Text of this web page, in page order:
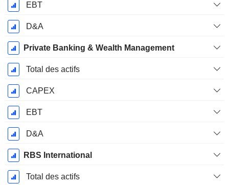
EBT
D&A
Private Banking & Wealth Management
Total des actifs
CAPEX
EBT
D&A
RBS International
Total des actifs